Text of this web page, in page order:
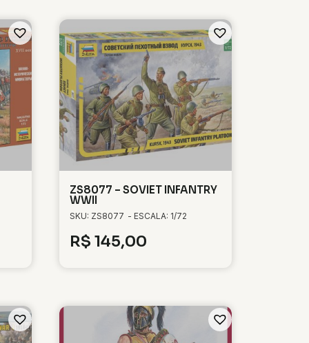
ZS8077 – SOVIET INFANTRY
WWII
SKU: ZS8077 - ESCALA: 1/72
R$ 145,00